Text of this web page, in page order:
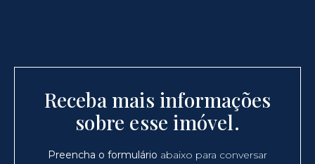
Receba mais informações
sobre esse imóvel.
Preencha o formulário abaixo para conversar